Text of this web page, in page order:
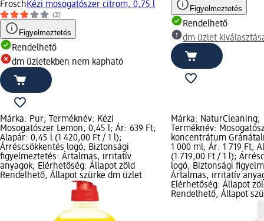
FroschKézi mosogatószer citrom, 0,75 l
(2)
Figyelmeztetés
Rendelhető
dm üzletekben nem kapható
Figyelmeztetés
Rendelhető
dm üzlet
Márka: Pur; Terméknév: Kézi
Mosogatószer Lemon, 0,45 l; Ár: 639 Ft;
Alapár: 0,45 l (1 420,00 Ft / 1 l);
Árréscsökkentés logó; Biztonsági
figyelmeztetés: Ártalmas, irritatív
anyagok; Elérhetőség: Állapot zöld
Rendelhető, Állapot szürke dm üzlet
Márka: NaturCleaning;
Terméknév:
koncentrátum
1 000 ml; Ár: 1 719 Ft;
(1 719,00 Ft / 1 l);
logó; Biztonsági
Ártalmas, irritatív
Elérhetőség: Állapot
Rendelhető, Állapot